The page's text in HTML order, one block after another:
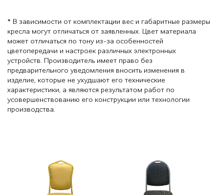
* В зависимости от комплектации вес и габаритные размеры
кресла могут отличаться от заявленных. Цвет материала
может отличаться по тону из-за особенностей
цветопередачи и настроек различных электронных
устройств. Производитель имеет право без
предварительного уведомления вносить изменения в
изделие, которые не ухудшают его технические
характеристики, а являются результатом работ по
усовершенствованию его конструкции или технологии
производства.